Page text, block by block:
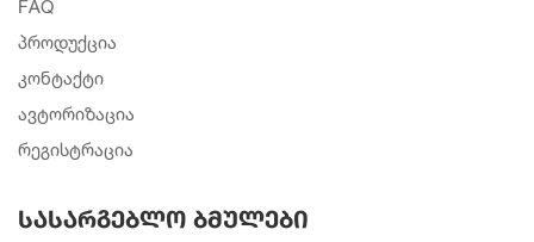
FAQ
პროდუქცია
კონტაქტი
ავტორიზაცია
რეგისტრაცია
სასარგებლო ბმულები